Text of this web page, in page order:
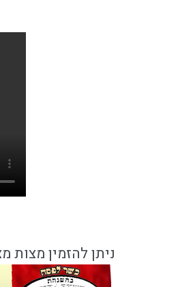
ניתן להזמין